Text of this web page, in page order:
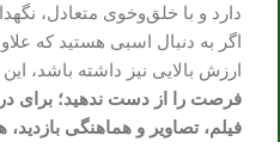
دارد و با خلق‌وخوی متعادل،
اگر به دنبال اسبی هستید که
ارزش بالایی نیز داشته باشد،
فرصت را از دست ندهید؛ برای
فیلم، تصاویر و هماهنگی